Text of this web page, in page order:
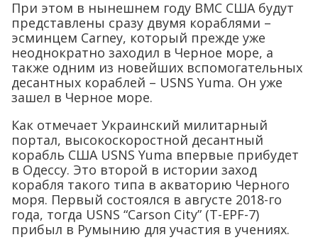
При этом в нынешнем году ВМС США будут
представлены сразу двумя кораблями –
эсминцем Carney, который прежде уже
неоднократно заходил в Черное море, а
также одним из новейших вспомогательных
десантных кораблей – USNS Yuma. Он уже
зашел в Черное море.
Как отмечает Украинский милитарный
портал, высокоскоростной десантный
корабль США USNS Yuma впервые прибудет
в Одессу. Это второй в истории заход
корабля такого типа в акваторию Черного
моря. Первый состоялся в августе 2018-го
года, тогда USNS “Carson City” (T-EPF-7)
прибыл в Румынию для участия в учениях.